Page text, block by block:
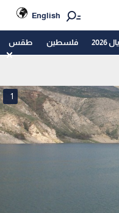
English
فلسطين طقس
1